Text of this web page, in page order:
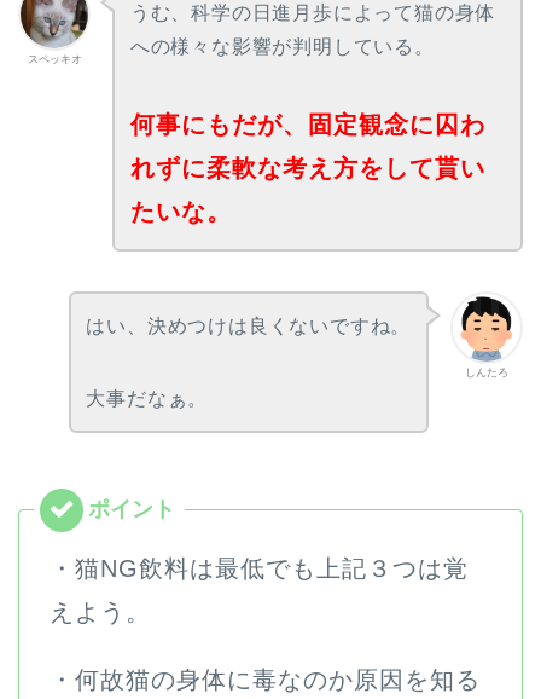
スペッキオ
うむ、科学の日進月歩によって猫の身体
への様々な影響が判明している。
何事にもだが、固定観念に囚わ
れずに柔軟な考え方をして貰い
たいな。
しんたろ
はい、決めつけは良くないですね。
大事だなぁ。
・猫NG飲料は最低でも上記３つは覚
えよう。
・何故猫の身体に毒なのか原因を知る